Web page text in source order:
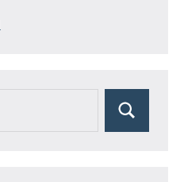
Suchen